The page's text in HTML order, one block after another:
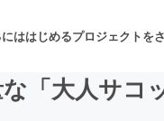
ははじめるプロジェクトを
「大人サ